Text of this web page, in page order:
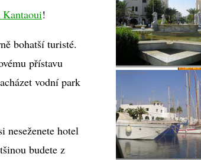
!
bohatší turisté.
přístavu
vodní park
neseženete hotel
budete z